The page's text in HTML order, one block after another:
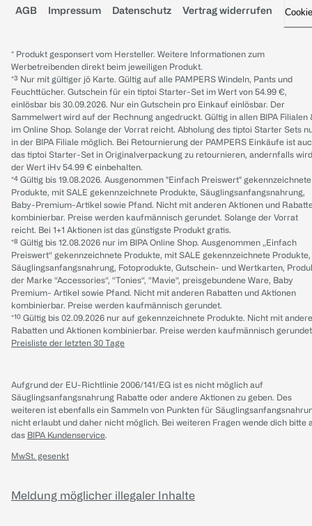
AGB Impressum Datenschutz Vertrag widerrufen
* Produkt gesponsert vom Hersteller. Weitere Informationen zum
Werbetreibenden direkt beim jeweiligen Produkt.
*³ Nur mit gültiger jö Karte. Gültig auf alle PAMPERS Windeln, Pants und
Feuchttücher. Gutschein für ein tiptoi Starter-Set im Wert von 54.99 €,
einlösbar bis 30.09.2026. Nur ein Gutschein pro Einkauf einlösbar. Der
Sammelwert wird auf der Rechnung angedruckt. Gültig in allen BIPA Filialen
im Online Shop. Solange der Vorrat reicht. Abholung des tiptoi Starter Sets
in der BIPA Filiale möglich. Bei Retournierung der PAMPERS Einkäufe ist
das tiptoi Starter-Set in Originalverpackung zu retournieren, andernfalls wird
der Wert iHv 54.99 € einbehalten.
*⁴ Gültig bis 19.08.2026. Ausgenommen "Einfach Preiswert" gekennzeichnete
Produkte, mit SALE gekennzeichnete Produkte, Säuglingsanfangsnahrung,
Baby-Premium-Artikel sowie Pfand. Nicht mit anderen Aktionen und
kombinierbar. Preise werden kaufmännisch gerundet. Solange der Vorrat
reicht. Bei 1+1 Aktionen ist das günstigste Produkt gratis.
*⁸ Gültig bis 12.08.2026 nur im BIPA Online Shop. Ausgenommen „Einfach
Preiswert“ gekennzeichnete Produkte, mit SALE gekennzeichnete Produkte,
Säuglingsanfangsnahrung, Fotoprodukte, Gutschein- und Wertkarten,
der Marke “Accessories“, “Tonies“, “Mavie“, preisgebundene Ware, Baby
Premium- Artikel sowie Pfand. Nicht mit anderen Rabatten und Aktionen
kombinierbar. Preise werden kaufmännisch gerundet.
*¹⁰ Gültig bis 02.09.2026 nur auf gekennzeichnete Produkte. Nicht mit
Rabatten und Aktionen kombinierbar. Preise werden kaufmännisch
Preisliste der letzten 30 Tage
Aufgrund der EU-Richtlinie 2006/141/EG ist es nicht möglich auf
Säuglingsanfangsnahrung Rabatte oder andere Aktionen zu geben. Des
weiteren ist ebenfalls ein Sammeln von Punkten für
nicht erlaubt und daher nicht möglich. Bei weiteren Fragen wende dich bitte
das BIPA Kundenservice.
MwSt. gesenkt
Meldung möglicher illegaler Inhalte